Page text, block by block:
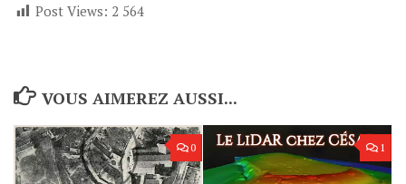
Post Views: 2 564
VOUS AIMEREZ AUSSI...
0 1